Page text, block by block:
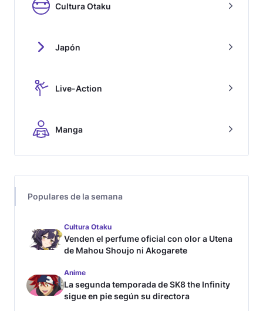
Cultura Otaku
Japón
Live-Action
Manga
Populares de la semana
Cultura Otaku
Venden el perfume oficial con olor a Utena
de Mahou Shoujo ni Akogarete
Anime
La segunda temporada de SK8 the Infinity
sigue en pie según su directora